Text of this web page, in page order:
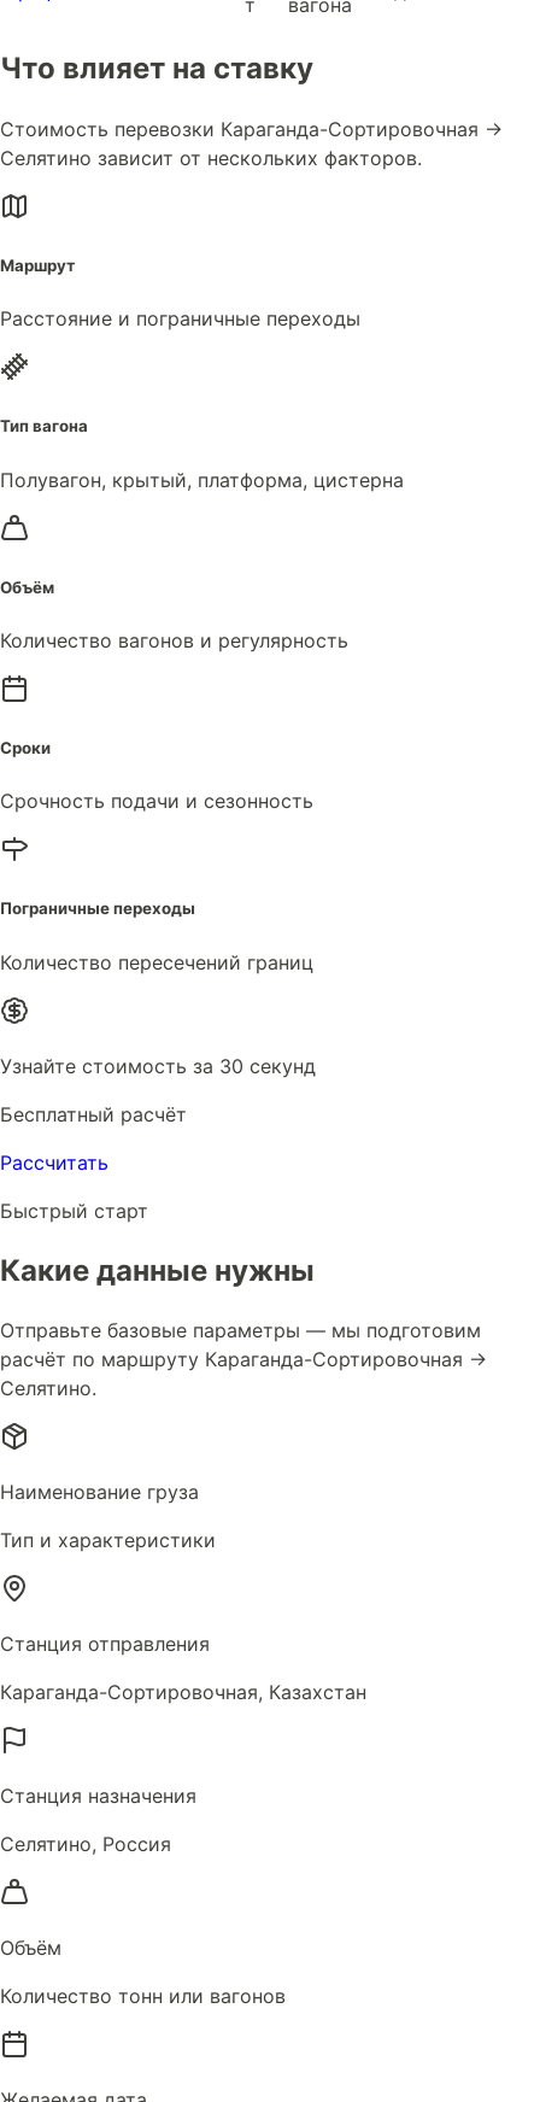
т
вагона
Что влияет на ставку
Стоимость перевозки Караганда-Сортировочная →
Селятино зависит от нескольких факторов.
Маршрут
Расстояние и пограничные переходы
Тип вагона
Полувагон, крытый, платформа, цистерна
Объём
Количество вагонов и регулярность
Сроки
Срочность подачи и сезонность
Пограничные переходы
Количество пересечений границ
Узнайте стоимость за 30 секунд
Бесплатный расчёт
Рассчитать
Быстрый старт
Какие данные нужны
Отправьте базовые параметры — мы подготовим
расчёт по маршруту Караганда-Сортировочная →
Селятино.
Наименование груза
Тип и характеристики
Станция отправления
Караганда-Сортировочная, Казахстан
Станция назначения
Селятино, Россия
Объём
Количество тонн или вагонов